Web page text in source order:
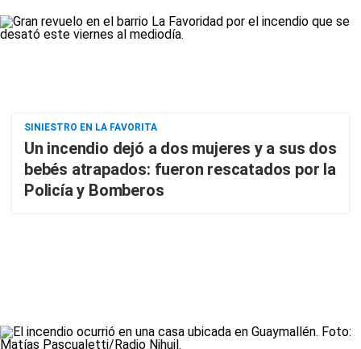
SINIESTRO EN LA FAVORITA
Un incendio dejó a dos mujeres y a sus dos
bebés atrapados: fueron rescatados por la
Policía y Bomberos